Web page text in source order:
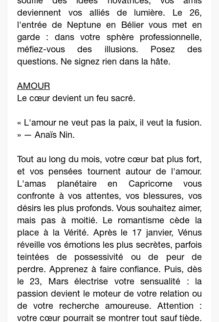
deviennent vos alliés de lumière. Le 26,
l'entrée de Neptune en Bélier vous met en
garde : dans votre sphère professionnelle,
méfiez-vous des illusions. Posez des
questions. Ne signez rien dans la hâte.
AMOUR
Le cœur devient un feu sacré.
« L'amour ne veut pas la paix, il veut la fusion.
» — Anaïs Nin.
Tout au long du mois, votre cœur bat plus fort,
et vos pensées tournent autour de l'amour.
L'amas planétaire en Capricorne vous
confronte à vos attentes, vos blessures, vos
désirs les plus profonds. Vous souhaitez aimer,
mais pas à moitié. Le romantisme cède la
place à la Vérité. Après le 17 janvier, Vénus
réveille vos émotions les plus secrètes, parfois
teintées de possessivité ou de peur de
perdre. Apprenez à faire confiance. Puis, dès
le 23, Mars électrise votre sensualité : la
passion devient le moteur de votre relation ou
de votre recherche amoureuse. Attention :
votre cœur pourrait se montrer tout sauf tiède.